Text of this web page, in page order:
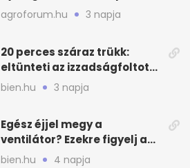
lépés a dús virágzásért
agroforum.hu 3 napja
20 perces száraz trükk:
eltünteti az izzadságfoltot
és a szagot a matracról
bien.hu 3 napja
Egész éjjel megy a
ventilátor? Ezekre figyelj a
hőségben alvásnál
bien.hu 4 napja